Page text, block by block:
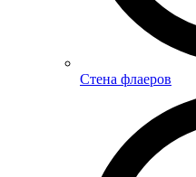
Стена флаеров